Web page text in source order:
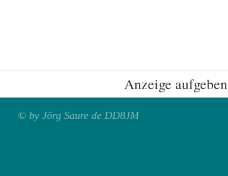
Anzeige aufgeben
© by Jörg Saure de DD8JM